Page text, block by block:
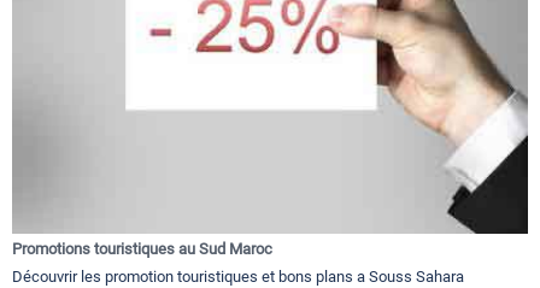
Promotions touristiques au Sud Maroc
Découvrir les promotion touristiques et bons plans a Souss Sahara